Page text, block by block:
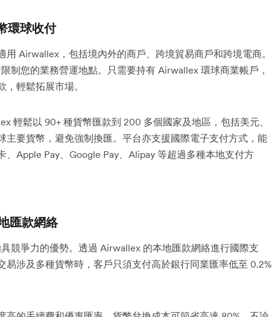
環球收付
Airwallex，包括境內外的商戶、跨境貿易商戶和跨境電商。
制您的業務營運地點。只需要持有 Airwallex 環球商業帳戶，
輕鬆拓展市場。
輕鬆以 90+ 種貨幣匯款到 200 多個國家及地區，包括美元、
主要貨幣，避免強制換匯。平台亦支援國際電子支付方式，能
、Apple Pay、Google Pay、Alipay 等超過多種本地支付方
匯款網絡
競爭力的優勢。透過 Airwallex 的本地匯款網絡進行國際支
易涉及多種貨幣時，客戶只須支付高於銀行同業匯率低至 0.2%